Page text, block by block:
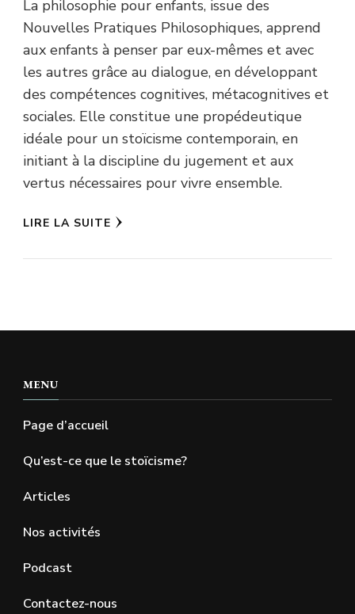
La philosophie pour enfants, issue des
Nouvelles Pratiques Philosophiques, apprend
aux enfants à penser par eux-mêmes et avec
les autres grâce au dialogue, en développant
des compétences cognitives, métacognitives et
sociales. Elle constitue une propédeutique
idéale pour un stoïcisme contemporain, en
initiant à la discipline du jugement et aux
vertus nécessaires pour vivre ensemble.
LIRE LA SUITE
MENU
Page d’accueil
Qu’est-ce que le stoïcisme?
Articles
Nos activités
Podcast
Contactez-nous